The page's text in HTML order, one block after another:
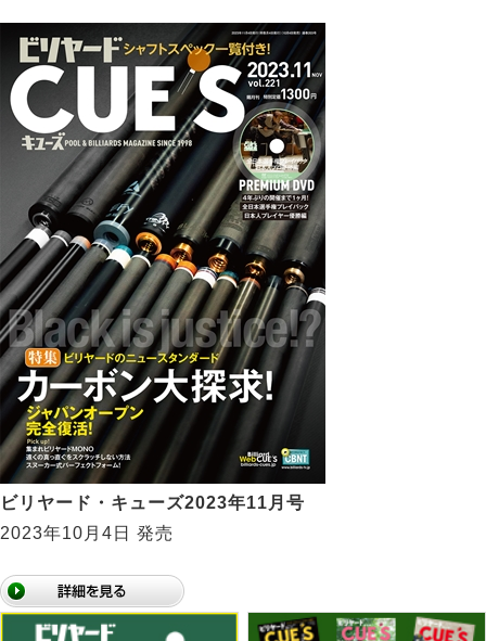
ビリヤード・キューズ2023年11月号
2023年10月4日 発売